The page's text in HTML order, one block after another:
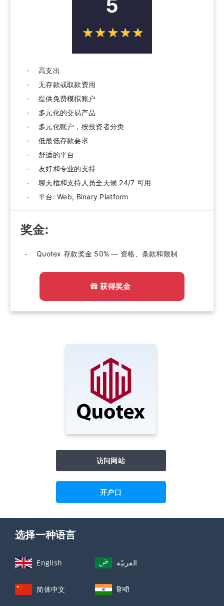
5
☆☆☆☆☆
★★★★★
高支出
无存款或取款费用
提供免费模拟账户
多元化的交易产品
多元化账户，按投资者分类
低最低存款要求
舒适的平台
友好和专业的支持
聊天框和支持人员全天候 24/7 可用
平台: Web, Binary Platform
奖金:
Quotex 存款奖金 50% — 资格、条款和限制
获得奖金
访问网站
开户口
选择一种语言
English العربيّة
简体中文 हिन्दी